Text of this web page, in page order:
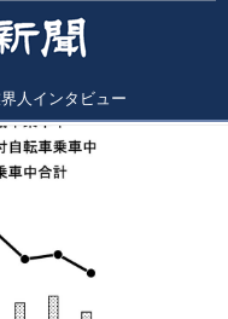
人インタビュー